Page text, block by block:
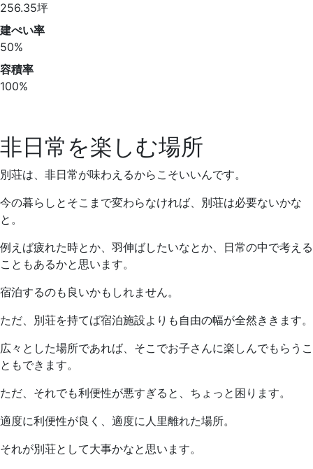
256.35坪
建ぺい率
50%
容積率
100%
非日常を楽しむ場所
別荘は、非日常が味わえるからこそいいんです。
今の暮らしとそこまで変わらなければ、別荘は必要ないかな
と。
例えば疲れた時とか、羽伸ばしたいなとか、日常の中で考える
こともあるかと思います。
宿泊するのも良いかもしれません。
ただ、別荘を持てば宿泊施設よりも自由の幅が全然ききます。
広々とした場所であれば、そこでお子さんに楽しんでもらうこ
ともできます。
ただ、それでも利便性が悪すぎると、ちょっと困ります。
適度に利便性が良く、適度に人里離れた場所。
それが別荘として大事かなと思います。